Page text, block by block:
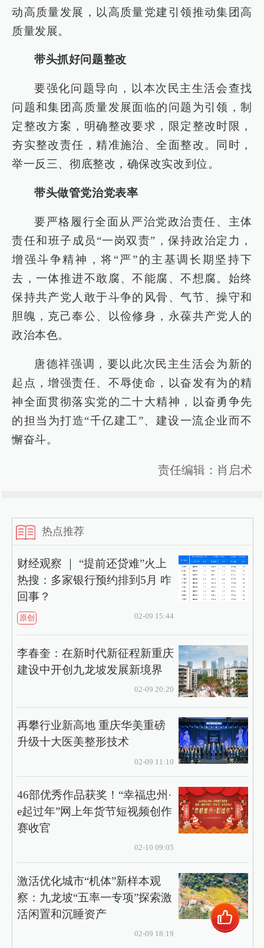
动高质量发展，以高质量党建引领推动集团高
质量发展。
带头抓好问题整改
要强化问题导向，以本次民主生活会查找
问题和集团高质量发展面临的问题为引领，制
定整改方案，明确整改要求，限定整改时限，
夯实整改责任，精准施治、全面整改。同时，
举一反三、彻底整改，确保改实改到位。
带头做管党治党表率
要严格履行全面从严治党政治责任、主体
责任和班子成员“一岗双责”，保持政治定力，
增强斗争精神，将“严”的主基调长期坚持下
去，一体推进不敢腐、不能腐、不想腐。始终
保持共产党人敢于斗争的风骨、气节、操守和
胆魄，克己奉公、以俭修身，永葆共产党人的
政治本色。
唐德祥强调，要以此次民主生活会为新的
起点，增强责任、不辱使命，以奋发有为的精
神全面贯彻落实党的二十大精神，以奋勇争先
的担当为打造“千亿建工”、建设一流企业而不
懈奋斗。
责任编辑：肖启术
热点推荐
财经观察 ｜ “提前还贷难”火上
热搜：多家银行预约排到5月 咋
回事？
原创 02-09 15:44
李春奎：在新时代新征程新重庆
建设中开创九龙坡发展新境界
02-09 20:20
再攀行业新高地 重庆华美重磅
升级十大医美整形技术
02-09 11:10
46部优秀作品获奖！“幸福忠州·
e起过年”网上年货节短视频创作
赛收官
02-10 09:05
激活优化城市“机体”新样本观
察：九龙坡“五率一专项”探索激
活闲置和沉睡资产
02-09 18:19